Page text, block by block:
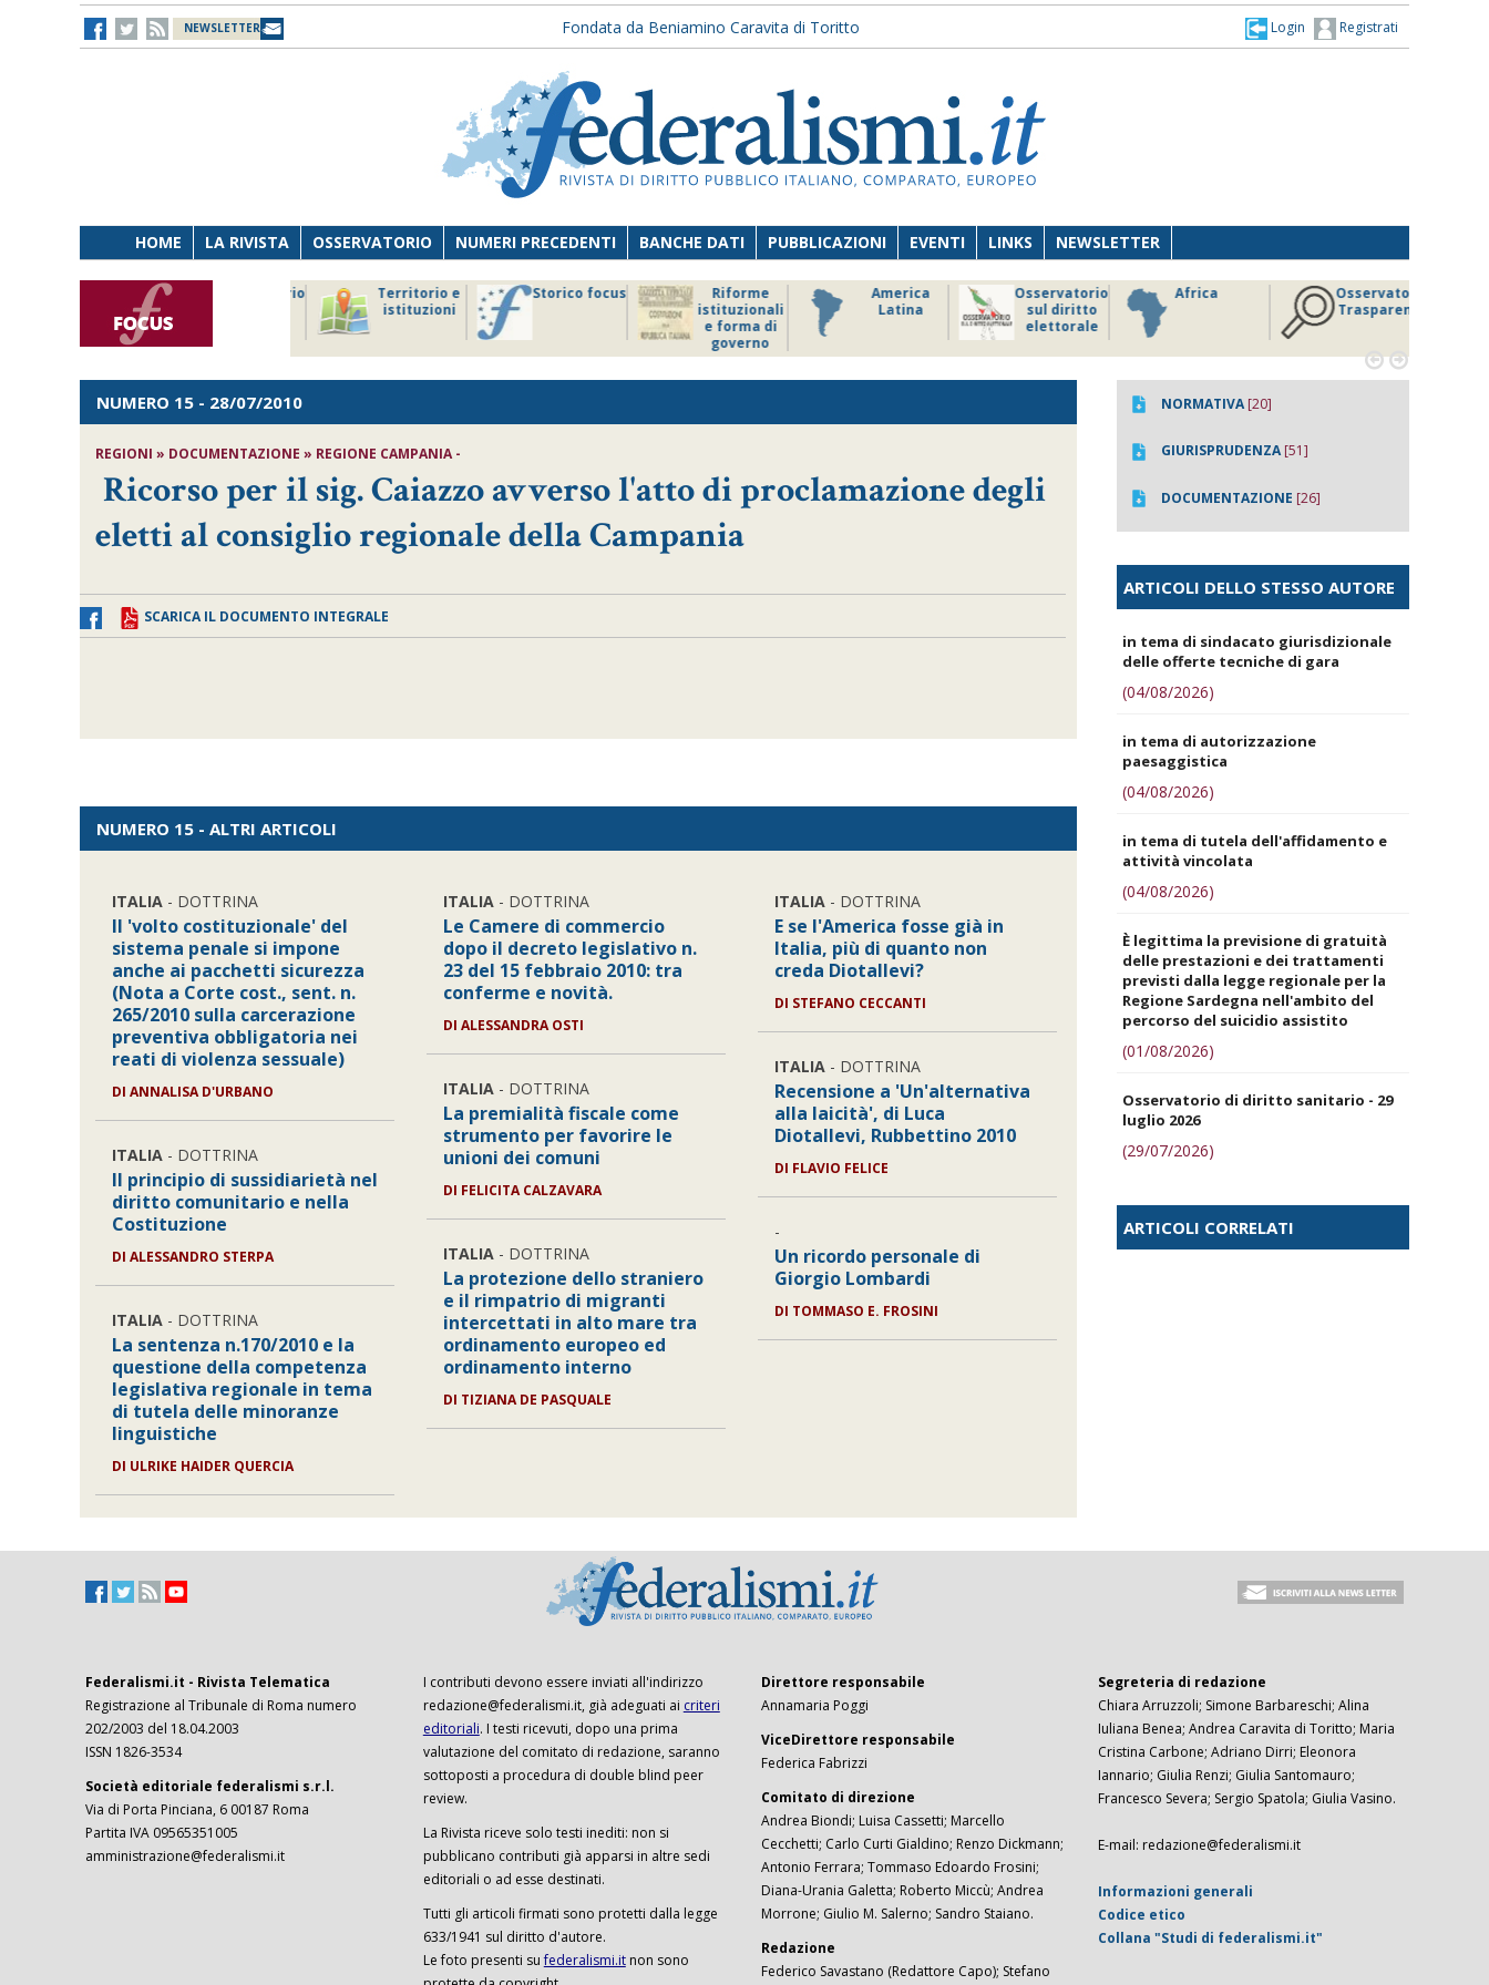
NEWSLETTER Fondata da Beniamino Caravita di Toritto Registrati
Login
HOME LA RIVISTA OSSERVATORIO NUMERI PRECEDENTI BANCHE DATI PUBBLICAZIONI EVENTI LINKS NEWSLETTER
Territorio e
istituzioni
Storico focus
Riforme
istituzionali
e forma di
governo
America
Latina
Osservatorio
sul diritto
elettorale
Africa
Osservatorio
Trasparenza
 
NUMERO 15 - 28/07/2010
REGIONI » DOCUMENTAZIONE » REGIONE CAMPANIA -
Ricorso per il sig. Caiazzo avverso l'atto di proclamazione degli
eletti al consiglio regionale della Campania
SCARICA IL DOCUMENTO INTEGRALE
NUMERO 15 - ALTRI ARTICOLI
ITALIA - DOTTRINA
Il 'volto costituzionale' del
sistema penale si impone
anche ai pacchetti sicurezza
(Nota a Corte cost., sent. n.
265/2010 sulla carcerazione
preventiva obbligatoria nei
reati di violenza sessuale)
DI ANNALISA D'URBANO
ITALIA - DOTTRINA
Il principio di sussidiarietà nel
diritto comunitario e nella
Costituzione
DI ALESSANDRO STERPA
ITALIA - DOTTRINA
La sentenza n.170/2010 e la
questione della competenza
legislativa regionale in tema
di tutela delle minoranze
linguistiche
DI ULRIKE HAIDER QUERCIA
ITALIA - DOTTRINA
Le Camere di commercio
dopo il decreto legislativo n.
23 del 15 febbraio 2010: tra
conferme e novità.
DI ALESSANDRA OSTI
ITALIA - DOTTRINA
La premialità fiscale come
strumento per favorire le
unioni dei comuni
DI FELICITA CALZAVARA
ITALIA - DOTTRINA
La protezione dello straniero
e il rimpatrio di migranti
intercettati in alto mare tra
ordinamento europeo ed
ordinamento interno
DI TIZIANA DE PASQUALE
ITALIA- DOTTRINA
E se l'America fosse già in
Italia, più di quanto non
creda Diotallevi?
DI STEFANO CECCANTI
ITALIA- DOTTRINA
Recensione a 'Un'alternativa
alla laicità', di Luca
Diotallevi, Rubbettino 2010
DI FLAVIO FELICE
-
Un ricordo personale di
Giorgio Lombardi
DI TOMMASO E. FROSINI
NORMATIVA[20]
GIURISPRUDENZA[51]
DOCUMENTAZIONE [26]
ARTICOLI DELLO STESSO AUTORE
in tema di sindacato giurisdizionale
delle offerte tecniche di gara
(04/08/2026)
in tema di autorizzazione
paesaggistica
(04/08/2026)
in tema di tutela dell'affidamento e
attività vincolata
(04/08/2026)
È legittima la previsione di gratuità
delle prestazioni e dei trattamenti
previsti dalla legge regionale per la
Regione Sardegna nell'ambito del
percorso del suicidio assistito
(01/08/2026)
Osservatorio di diritto sanitario - 29
luglio 2026
(29/07/2026)
ARTICOLI CORRELATI
Federalismi.it - Rivista Telematica
Registrazione al Tribunale di Roma numero
202/2003 del 18.04.2003
ISSN 1826-3534
Società editoriale federalismi s.r.l.
Via di Porta Pinciana, 6 00187 Roma
Partita IVA 09565351005
amministrazione@federalismi.it
I contributi devono essere inviati all'indirizzo
redazione@federalismi.it, già adeguati ai criteri
editoriali. I testi ricevuti, dopo una prima
valutazione del comitato di redazione, saranno
sottoposti a procedura di double blind peer
review.
La Rivista riceve solo testi inediti: non si
pubblicano contributi già apparsi in altre sedi
editoriali o ad esse destinati.
Tutti gli articoli firmati sono protetti dalla legge
633/1941 sul diritto d'autore.
Le foto presenti sufederalismi.itnon sono
Direttore responsabile
Annamaria Poggi
ViceDirettore responsabile
Federica Fabrizzi
Comitato di direzione
Andrea Biondi; Luisa Cassetti; Marcello
Cecchetti; Carlo Curti Gialdino; Renzo Dickmann;
Antonio Ferrara; Tommaso Edoardo Frosini;
Diana-Urania Galetta; Roberto Miccù; Andrea
Morrone; Giulio M. Salerno; Sandro Staiano.
Redazione
Federico Savastano (Redattore Capo); Stefano
Segreteria di redazione
Chiara Arruzzoli; Simone Barbareschi; Alina
Iuliana Benea; Andrea Caravita di Toritto; Maria
Cristina Carbone; Adriano Dirri; Eleonora
Iannario; Giulia Renzi; Giulia Santomauro;
Francesco Severa; Sergio Spatola; Giulia Vasino.
E-mail: redazione@federalismi.it
Informazioni generali
Codice etico
Collana "Studi di federalismi.it"